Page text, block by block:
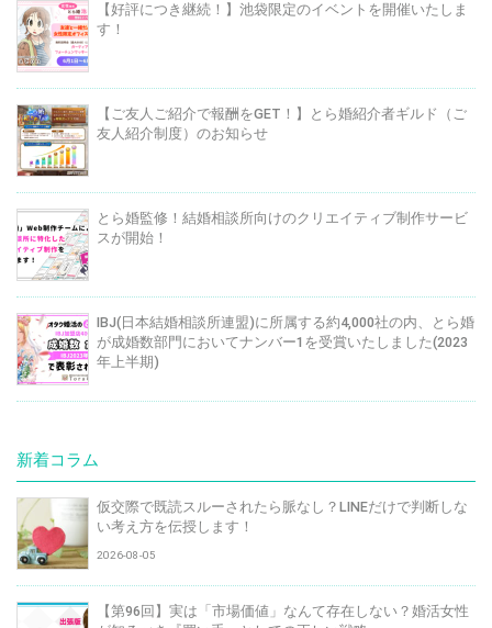
【好評につき継続！】池袋限定のイベントを開催いたしま
す！
【ご友人ご紹介で報酬をGET！】とら婚紹介者ギルド（ご
友人紹介制度）のお知らせ
とら婚監修！結婚相談所向けのクリエイティブ制作サービ
スが開始！
IBJ(日本結婚相談所連盟)に所属する約4,000社の内、とら婚
が成婚数部門においてナンバー1を受賞いたしました(2023
年上半期)
新着コラム
仮交際で既読スルーされたら脈なし？LINEだけで判断しな
い考え方を伝授します！
2026-08-05
【第96回】実は「市場価値」なんて存在しない？婚活女性